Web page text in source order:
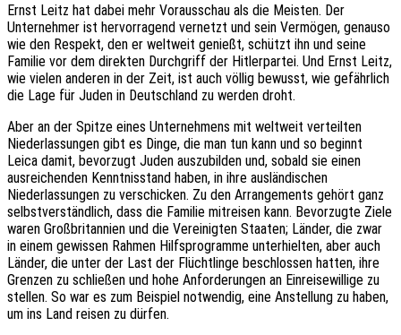
Ernst Leitz hat dabei mehr Vorausschau als die Meisten. Der
Unternehmer ist hervorragend vernetzt und sein Vermögen, genauso
wie den Respekt, den er weltweit genießt, schützt ihn und seine
Familie vor dem direkten Durchgriff der Hitlerpartei. Und Ernst Leitz,
wie vielen anderen in der Zeit, ist auch völlig bewusst, wie gefährlich
die Lage für Juden in Deutschland zu werden droht.
Aber an der Spitze eines Unternehmens mit weltweit verteilten
Niederlassungen gibt es Dinge, die man tun kann und so beginnt
Leica damit, bevorzugt Juden auszubilden und, sobald sie einen
ausreichenden Kenntnisstand haben, in ihre ausländischen
Niederlassungen zu verschicken. Zu den Arrangements gehört ganz
selbstverständlich, dass die Familie mitreisen kann. Bevorzugte Ziele
waren Großbritannien und die Vereinigten Staaten; Länder, die zwar
in einem gewissen Rahmen Hilfsprogramme unterhielten, aber auch
Länder, die unter der Last der Flüchtlinge beschlossen hatten, ihre
Grenzen zu schließen und hohe Anforderungen an Einreisewillige zu
stellen. So war es zum Beispiel notwendig, eine Anstellung zu haben,
um ins Land reisen zu dürfen.